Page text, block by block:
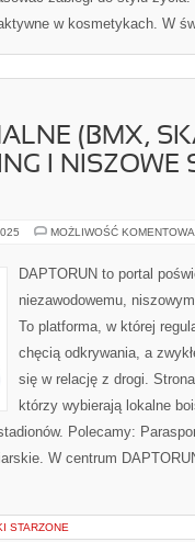
w kosmetykach. W
(BMX,
I NISZOWE
MOŻLIWOŚĆ
DAPTORUN to portal
niezawodowemu,
To platforma, w której
chęcią odkrywania, a
się w relację z drogi.
którzy wybierają lokalne
Polecamy:
W centrum
STARZONE